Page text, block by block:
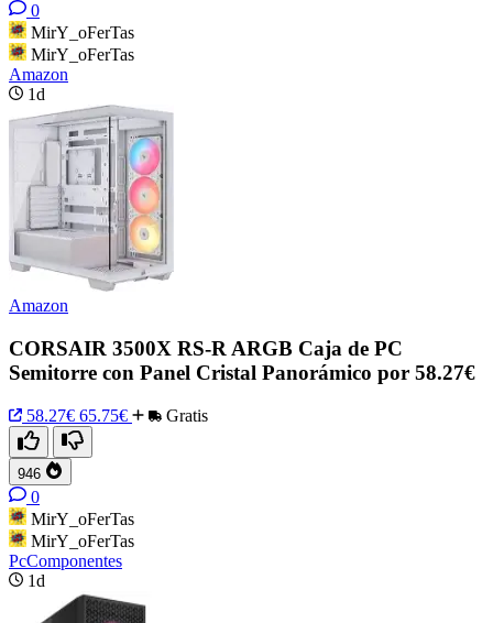
0
MirY_oFerTas
MirY_oFerTas
Amazon
1d
Amazon
CORSAIR 3500X RS-R ARGB Caja de PC
Semitorre con Panel Cristal Panorámico por 58.27€
58.27€ 65.75€ Gratis
946
0
MirY_oFerTas
MirY_oFerTas
PcComponentes
1d